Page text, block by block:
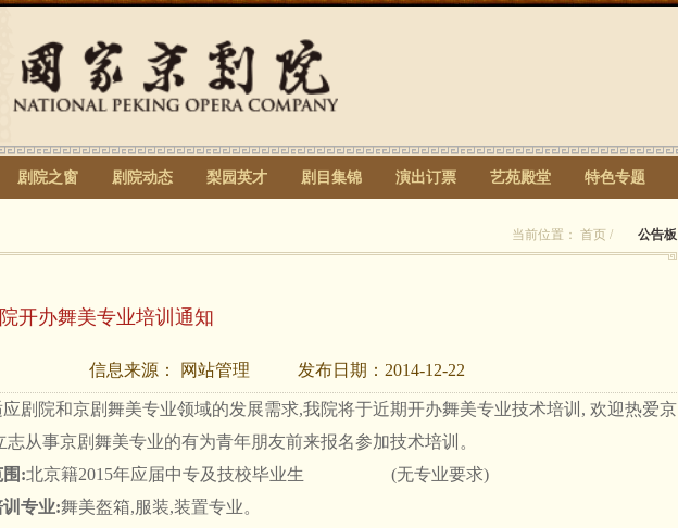
剧院之窗 剧院动态 梨园英才 剧目集锦 演出订票 艺苑殿堂 特色专题
当前位置： 首页 / 公告板
开办舞美专业培训通知
信息来源： 网站管理 发布日期： 2014-12-22
应剧院和京剧舞美专业领域的发展需求,我院将于近期开办舞美专业技术培训, 欢迎热爱京
志从事京剧舞美专业的有为青年朋友前来报名参加技术培训。
:北京籍2015年应届中专及技校毕业生
(无专业要求)
专业:舞美盔箱,服装,装置专业。